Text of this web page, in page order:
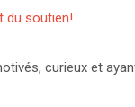
du soutien!
curieux et